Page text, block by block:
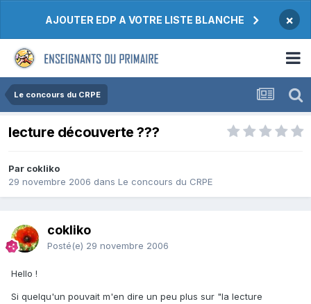
AJOUTER EDP A VOTRE LISTE BLANCHE ×
Le concours du CRPE
lecture découverte ???
Par cokliko
29 novembre 2006 dans Le concours du CRPE
cokliko
Posté(e) 29 novembre 2006
Hello !
Si quelqu'un pouvait m'en dire un peu plus sur "la lecture